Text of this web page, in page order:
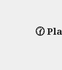
🕜